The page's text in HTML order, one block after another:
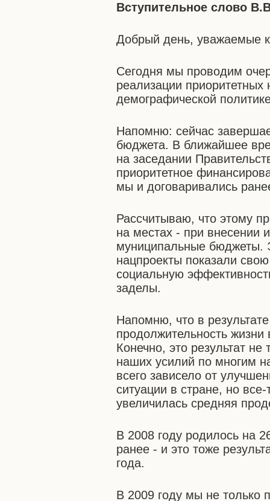
Вступительное слово
Добрый день, уважаемые
Сегодня мы проводим
реализации
демографической
Напомню: сейчас
бюджета. В ближайшее
на заседании
приоритетное
мы и договаривались
Рассчитываю, что этому
на местах - при внесении
муниципальные бюджеты.
нацпроекты показали
социальную
заделы.
Напомню, что в
продолжительность жизни
Конечно, это результат не
наших усилий по многим
всего зависело от
ситуации в стране, но
увеличилась средняя
В 2008 году родилось на
ранее - и это тоже
года.
В 2009 году мы не только